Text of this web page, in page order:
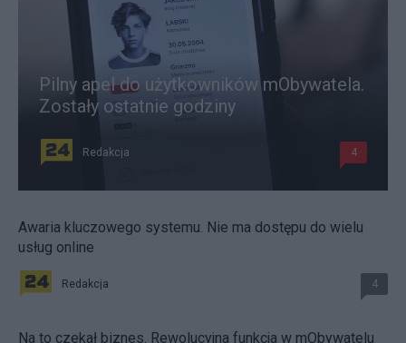
Pilny apel do użytkowników mObywatela.
Zostały ostatnie godziny
Redakcja 4
Awaria kluczowego systemu. Nie ma dostępu do wielu
usług online
Redakcja 4
Na to czekał biznes. Rewolucyjna funkcja w mObywatelu